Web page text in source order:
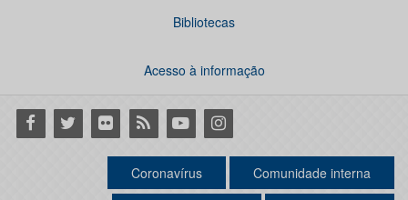
Bibliotecas
Acesso à informação
Facebook
Twitter Flickr RSS YoutubeInstagram
Coronavírus Comunidade interna